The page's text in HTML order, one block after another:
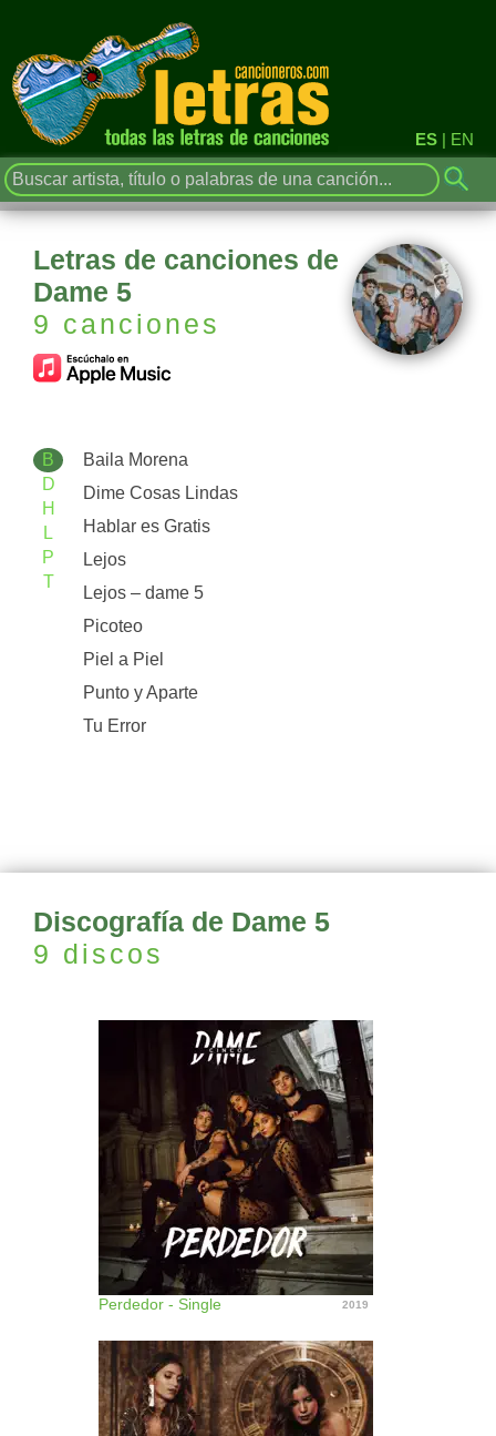
ES | EN
Letras de canciones de
Dame 5
9 canciones
B
D
H
L
P
T
Baila Morena
Dime Cosas Lindas
Hablar es Gratis
Lejos
Lejos – dame 5
Picoteo
Piel a Piel
Punto y Aparte
Tu Error
Discografía de Dame 5
9 discos
Perdedor - Single 2019